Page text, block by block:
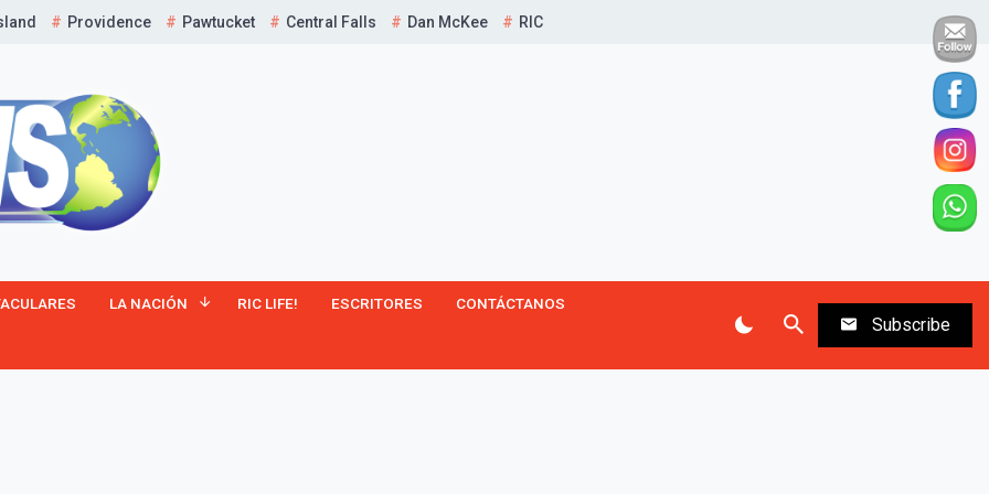
Providence Pawtucket Central Falls Dan McKee RIC
LA NACIÓN RIC LIFE! ESCRITORES CONTÁCTANOS
Subscribe
¡Suscríbete y Vive la
Experiencia!